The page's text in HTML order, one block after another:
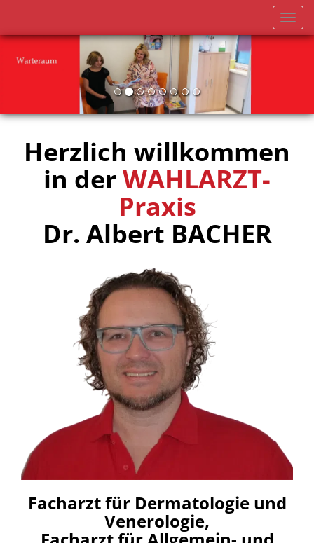
Herzlich willkommen
in derWAHLARZT-
Praxis
Dr. Albert BACHER
Facharzt für Dermatologie und
Venerologie,